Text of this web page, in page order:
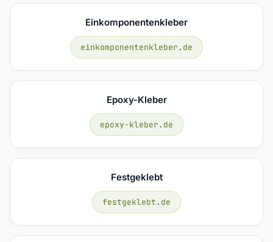
Einkomponentenkleber
einkomponentenkleber.de
Epoxy-Kleber
epoxy-kleber.de
Festgeklebt
festgeklebt.de